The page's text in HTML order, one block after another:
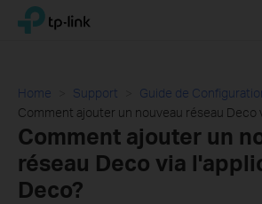
Click
navigation
TP-Link, Reliably Smart
Home Support
Guide de
Comment ajouter un nouveau réseau Deco
Comment ajouter un
réseau Deco via
Deco?